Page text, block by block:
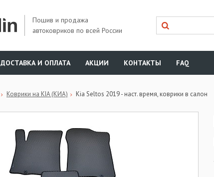
Пошив и продажа
автоковриков по всей России
ДОСТАВКА И ОПЛАТА АКЦИИ КОНТАКТЫ FAQ
Коврики на KIA (КИА) Kia Seltos 2019 - наст. время, коврики в салон